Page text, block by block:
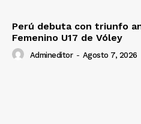
Perú debuta con triunfo
Femenino U17 de Vóley
Admineditor - Agosto 7, 2026